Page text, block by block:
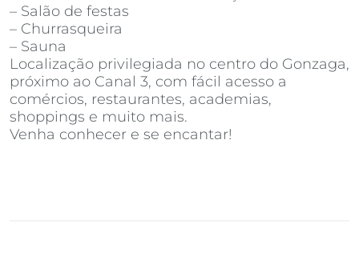
– Salão de festas
– Churrasqueira
– Sauna
Localização privilegiada no centro do Gonzaga,
próximo ao Canal 3, com fácil acesso a
comércios, restaurantes, academias,
shoppings e muito mais.
Venha conhecer e se encantar!